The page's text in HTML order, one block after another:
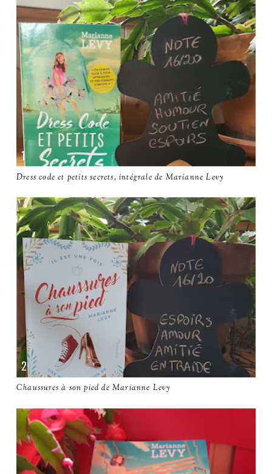
Dress code et petits secrets, intégrale de Marianne Levy
Chaussures à son pied de Marianne Levy